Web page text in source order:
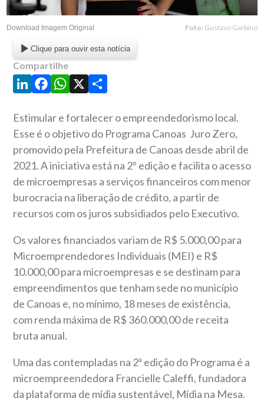
Download Imagem Original Foto: Gustavo Garbino
Clique para ouvir esta notícia
Compartilhe
LinkedIn
Facebook
WhatsApp
X Share
Estimular e fortalecer o empreendedorismo local.
Esse é o objetivo do Programa Canoas Juro Zero,
promovido pela Prefeitura de Canoas desde abril de
2021. A iniciativa está na 2º edição e facilita o acesso
de microempresas a serviços financeiros com menor
burocracia na liberação de crédito, a partir de
recursos com os juros subsidiados pelo Executivo.
Os valores financiados variam de R$ 5.000,00 para
Microemprendedores Individuais (MEI) e R$
10.000,00 para microempresas e se destinam para
empreendimentos que tenham sede no município
de Canoas e, no mínimo, 18 meses de existência,
com renda máxima de R$ 360.000,00 de receita
bruta anual.
Uma das contempladas na 2ª edição do Programa é a
microempreendedora Francielle Caleffi, fundadora
da plataforma de mídia sustentável, Mídia na Mesa.